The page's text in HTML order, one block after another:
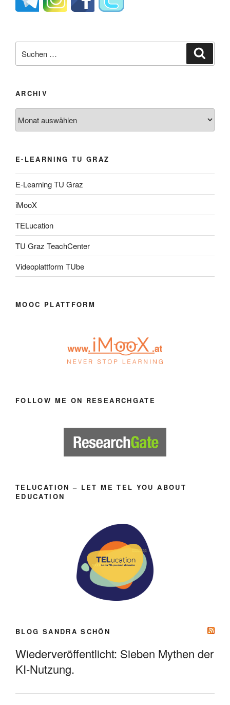
nach:
ARCHIV
E-LEARNING TU GRAZ
E-Learning TU Graz
iMooX
TELucation
TU Graz TeachCenter
Videoplattform TUbe
MOOC PLATTFORM
FOLLOW ME ON RESEARCHGATE
TELUCATION – LET ME TEL YOU ABOUT
EDUCATION
BLOG SANDRA SCHÖN
Wiederveröffentlicht: Sieben Mythen der
KI-Nutzung.